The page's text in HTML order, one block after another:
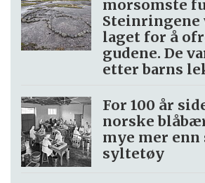
morsomste
Steinringene
laget for å
gudene. De
etter barns
For 100 år
norske
mye mer enn
syltetøy